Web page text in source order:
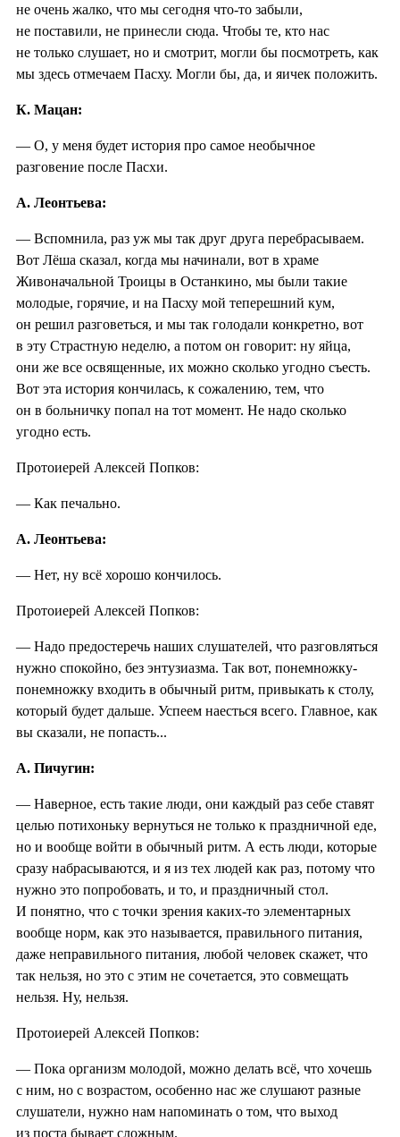
не очень жалко, что мы сегодня что-то забыли,
не поставили, не принесли сюда. Чтобы те, кто нас
не только слушает, но и смотрит, могли бы посмотреть, как
мы здесь отмечаем Пасху. Могли бы, да, и яичек положить.
К. Мацан:
— О, у меня будет история про самое необычное
разговение после Пасхи.
А. Леонтьева:
— Вспомнила, раз уж мы так друг друга перебрасываем.
Вот Лёша сказал, когда мы начинали, вот в храме
Живоначальной Троицы в Останкино, мы были такие
молодые, горячие, и на Пасху мой теперешний кум,
он решил разговеться, и мы так голодали конкретно, вот
в эту Страстную неделю, а потом он говорит: ну яйца,
они же все освященные, их можно сколько угодно съесть.
Вот эта история кончилась, к сожалению, тем, что
он в больничку попал на тот момент. Не надо сколько
угодно есть.
Протоиерей Алексей Попков:
— Как печально.
А. Леонтьева:
— Нет, ну всё хорошо кончилось.
Протоиерей Алексей Попков:
— Надо предостеречь наших слушателей, что разговляться
нужно спокойно, без энтузиазма. Так вот, понемножку-
понемножку входить в обычный ритм, привыкать к столу,
который будет дальше. Успеем наесться всего. Главное, как
вы сказали, не попасть...
А. Пичугин:
— Наверное, есть такие люди, они каждый раз себе ставят
целью потихоньку вернуться не только к праздничной еде,
но и вообще войти в обычный ритм. А есть люди, которые
сразу набрасываются, и я из тех людей как раз, потому что
нужно это попробовать, и то, и праздничный стол.
И понятно, что с точки зрения каких-то элементарных
вообще норм, как это называется, правильного питания,
даже неправильного питания, любой человек скажет, что
так нельзя, но это с этим не сочетается, это совмещать
нельзя. Ну, нельзя.
Протоиерей Алексей Попков:
— Пока организм молодой, можно делать всё, что хочешь
с ним, но с возрастом, особенно нас же слушают разные
слушатели, нужно нам напоминать о том, что выход
из поста бывает сложным.